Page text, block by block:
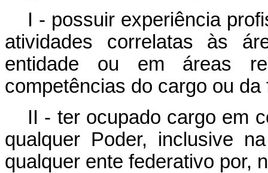
I - possuir experiência
atividades correlatas às
entidade ou em áreas
competências do cargo ou da
II - ter ocupado cargo em
qualquer Poder, inclusive
qualquer ente federativo por,